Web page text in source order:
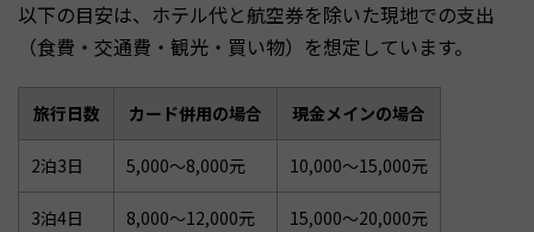
以下の目安は、ホテル代と航空券を除いた現地での支出
（食費・交通費・観光・買い物）を想定しています。
旅行日数 カード併用の場合 現金メインの場合
2泊3日 5,000〜8,000元 10,000〜15,000元
3泊4日 8,000〜12,000元 15,000〜20,000元